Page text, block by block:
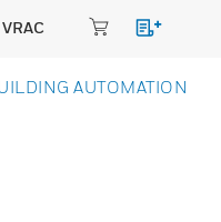
AUTOMATION